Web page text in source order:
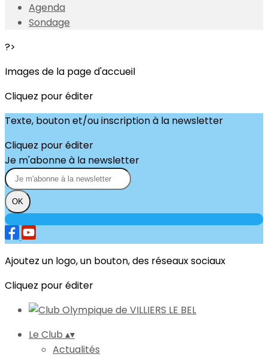
Agenda
Sondage
?>
Images de la page d'accueil
Cliquez pour éditer
Texte, bouton et/ou inscription à la newsletter
Cliquez pour éditer
Je m'abonne à la newsletter
OK
Ajoutez un logo, un bouton, des réseaux sociaux
Cliquez pour éditer
Le Club ▴▾
Actualités